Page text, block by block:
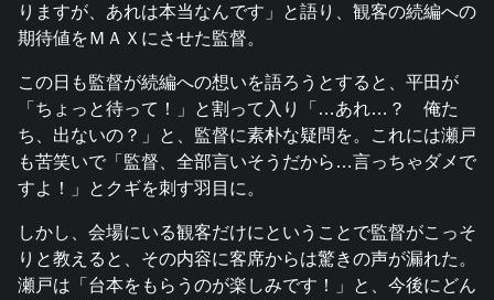
りますが、あれは本当なんです」と語り、観客の続編への
期待値をＭＡＸにさせた監督。
この日も監督が続編への想いを語ろうとすると、平田が
「ちょっと待って！」と割って入り「…あれ…？ 俺た
ち、出ないの？」と、監督に素朴な疑問を。これには瀬戸
も苦笑いで「監督、全部言いそうだから…言っちゃダメで
すよ！」とクギを刺す羽目に。
しかし、会場にいる観客だけにということで監督がこっそ
りと教えると、その内容に客席からは驚きの声が漏れた。
瀬戸は「台本をもらうのが楽しみです！」と、今後にどん